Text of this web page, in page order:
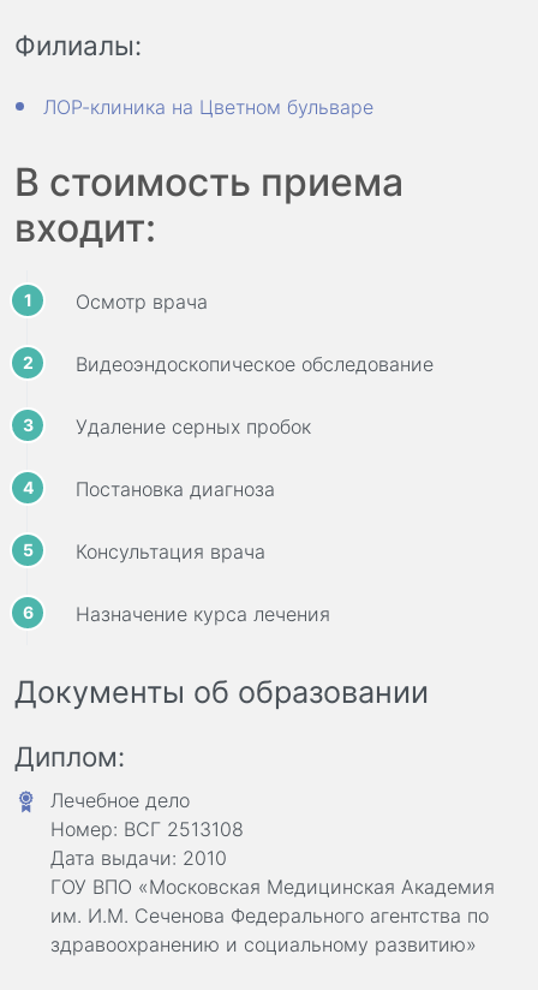
Филиалы:
ЛОР-клиника на Цветном бульваре
В стоимость приема
входит:
Осмотр врача
Видеоэндоскопическое обследование
Удаление серных пробок
Постановка диагноза
Консультация врача
Назначение курса лечения
Документы об образовании
Диплом:
Лечебное дело
Номер: ВСГ 2513108
Дата выдачи: 2010
ГОУ ВПО «Московская Медицинская Академия
им. И.М. Сеченова Федерального агентства по
здравоохранению и социальному развитию»